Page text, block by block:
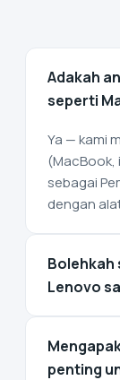
Adakah
seperti
Ya — kami
(MacBook,
sebagai
dengan
Bolehkah
Lenovo
penting